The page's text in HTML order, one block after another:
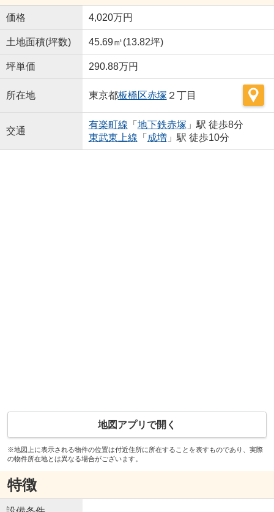
価格 4,020万円
土地面積(坪数) 45.69㎡(13.82坪)
坪単価 290.88万円
所在地 東京都板橋区赤塚 ２丁目
交通
有楽町線 「 地下鉄赤塚 」駅 徒歩8分
東武東上線 「 成増 」駅 徒歩10分
地図アプリで開く
※地図上に表示される物件の位置は付近住所に所在することを表すものであり、実際
の物件所在地とは異なる場合がございます。
特徴